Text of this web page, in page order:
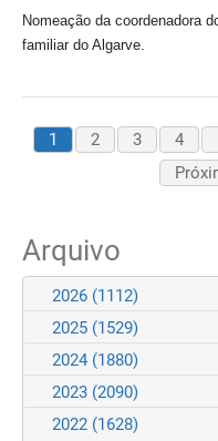
Nomeação da coordenadora
familiar do Algarve.
1 2 3 4
Arquivo
2026 (1112)
2025 (1529)
2024 (1880)
2023 (2090)
2022 (1628)